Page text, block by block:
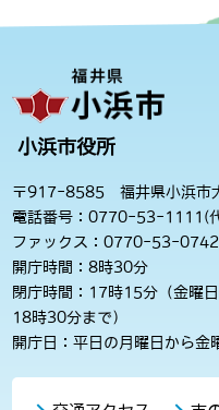
小浜市役所
〒917-8585 福井県小浜市
電話番号：0770-53-1111(
ファックス：0770-53-0742
開庁時間：8時30分
閉庁時間：17時15分（金曜
18時30分まで）
開庁日：平日の月曜日から金